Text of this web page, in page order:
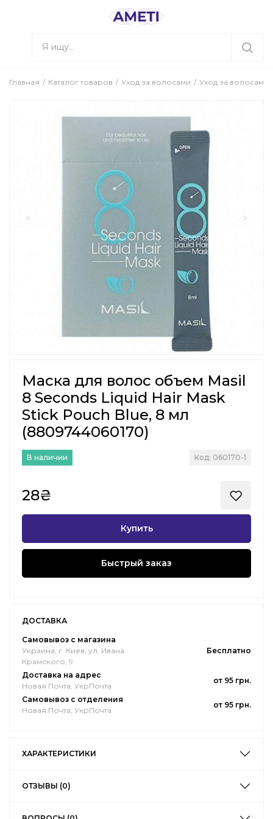
Главная Каталог товаров Уход за волосами Уход за волосами
Маска для волос объем Masil
8 Seconds Liquid Hair Mask
Stick Pouch Blue, 8 мл
(8809744060170)
В наличии Код: 060170-1
28₴
Купить
Быстрый заказ
ДОСТАВКА
Самовывоз с магазина
Украина, г. Киев, ул. Ивана
Крамского, 9
Бесплатно
Доставка на адрес
Новая Почта, УкрПочта
от 95 грн.
Самовывоз с отделения
Новая Почта, УкрПочта
от 95 грн.
ХАРАКТЕРИСТИКИ
ОТЗЫВЫ (0)